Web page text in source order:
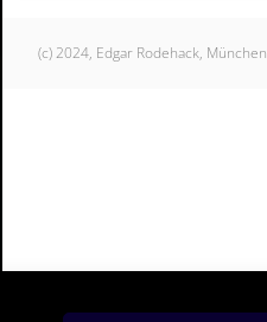
(c) 2024, Edgar Rodehack, München